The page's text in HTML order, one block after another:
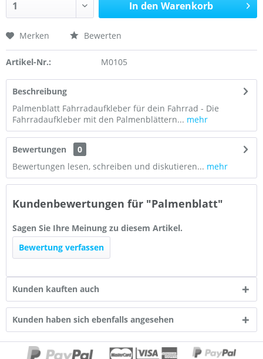
In den Warenkorb
Merken Bewerten
Artikel-Nr.: M0105
Beschreibung
Palmenblatt Fahrradaufkleber für dein Fahrrad - Die
Fahrradaufkleber mit den Palmenblättern... mehr
Bewertungen
0
Bewertungen lesen, schreiben und diskutieren... mehr
Kundenbewertungen für "Palmenblatt"
Sagen Sie Ihre Meinung zu diesem Artikel.
Bewertung verfassen
Kunden kauften auch
Kunden haben sich ebenfalls angesehen